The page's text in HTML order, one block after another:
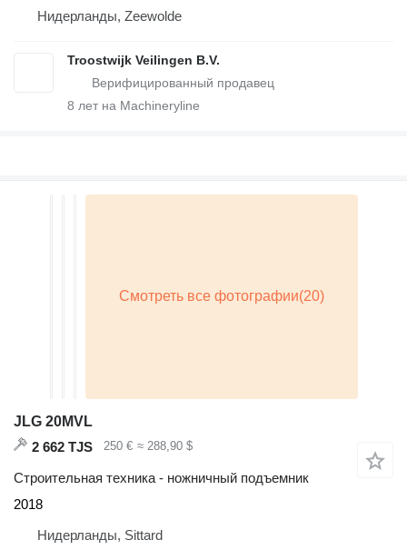
Нидерланды, Zeewolde
Troostwijk Veilingen B.V.
8 лет на Machineryline
JLG 20MVL
2 662 TJS
250 € ≈ 288,90 $
Строительная техника - ножничный подъемник
2018
Нидерланды, Sittard